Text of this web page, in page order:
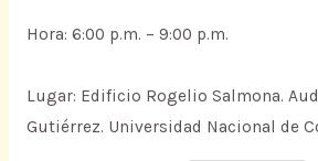
Hora: 6:00 p.m. – 9:00 p.m.
Lugar: Edificio Rogelio Salmona.
Gutiérrez. Universidad Nacional de